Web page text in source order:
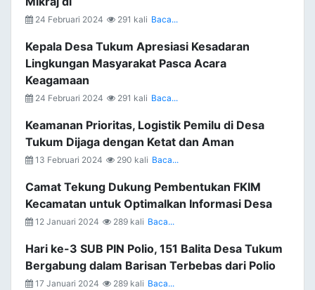
24 Februari 2024 291 kali Baca...
Kepala Desa Tukum Apresiasi Kesadaran
Lingkungan Masyarakat Pasca Acara
Keagamaan
24 Februari 2024 291 kali Baca...
Keamanan Prioritas, Logistik Pemilu di Desa
Tukum Dijaga dengan Ketat dan Aman
13 Februari 2024 290 kali Baca...
Camat Tekung Dukung Pembentukan FKIM
Kecamatan untuk Optimalkan Informasi Desa
12 Januari 2024 289 kali Baca...
Hari ke-3 SUB PIN Polio, 151 Balita Desa Tukum
Bergabung dalam Barisan Terbebas dari Polio
17 Januari 2024 289 kali Baca...